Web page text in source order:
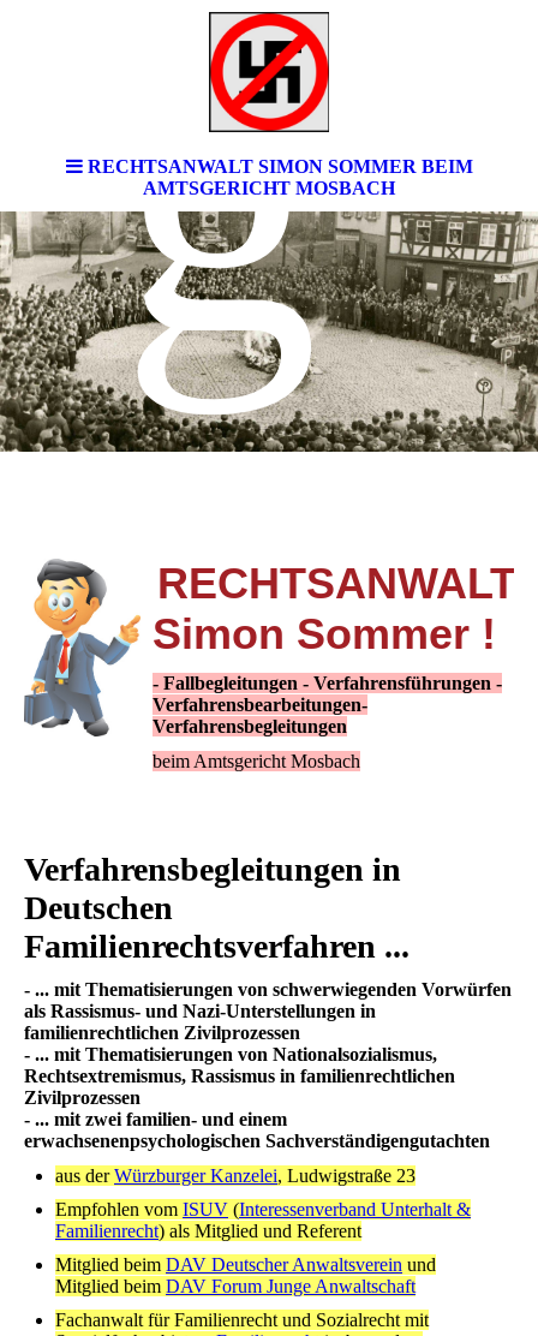
RECHTSANWALT SIMON SOMMER BEIM
AMTSGERICHT MOSBACH
g
RECHTSANWALT
Simon Sommer !
- Fallbegleitungen - Verfahrensführungen -
Verfahrensbearbeitungen-
Verfahrensbegleitungen
beim Amtsgericht Mosbach
Verfahrensbegleitungen in
Deutschen
Familienrechtsverfahren ...
- ... mit Thematisierungen von schwerwiegenden Vorwürfen
als Rassismus- und Nazi-Unterstellungen in
familienrechtlichen Zivilprozessen
- ... mit Thematisierungen von Nationalsozialismus,
Rechtsextremismus, Rassismus in familienrechtlichen
Zivilprozessen
- ... mit zwei familien- und einem
erwachsenenpsychologischen Sachverständigengutachten
aus derWürzburger Kanzelei, Ludwigstraße 23
Empfohlen vom ISUV (Interessenverband Unterhalt &
Familienrecht) als Mitglied und Referent
Mitglied beim DAV Deutscher Anwaltsverein und
Mitglied beim DAV Forum Junge Anwaltschaft
Fachanwalt für Familienrecht und Sozialrecht mit